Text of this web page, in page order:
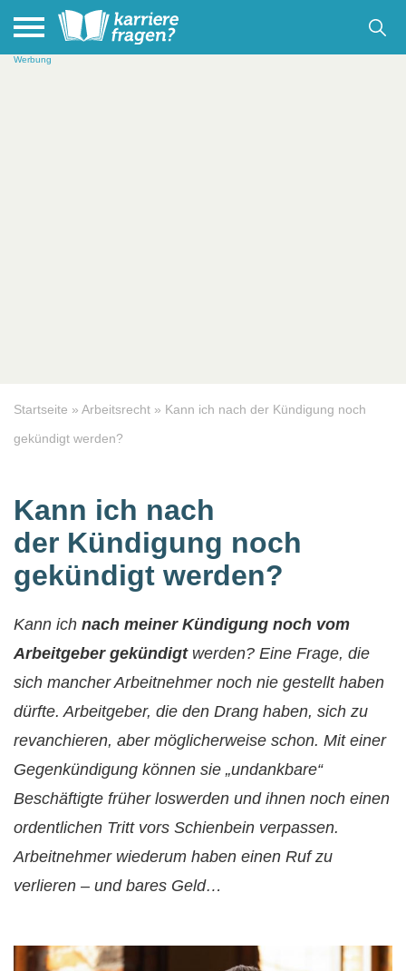
Werbung
Startseite » Arbeitsrecht » Kann ich nach der Kündigung noch
gekündigt werden?
Kann ich nach
der Kündigung noch
gekündigt werden?
Kann ich nach meiner Kündigung noch vom
Arbeitgeber gekündigtwerden? Eine Frage, die
sich mancher Arbeitnehmer noch nie gestellt haben
dürfte. Arbeitgeber, die den Drang haben, sich zu
revanchieren, aber möglicherweise schon. Mit einer
Gegenkündigung können sie „undankbare“
Beschäftigte früher loswerden und ihnen noch einen
ordentlichen Tritt vors Schienbein verpassen.
Arbeitnehmer wiederum haben einen Ruf zu
verlieren – und bares Geld…